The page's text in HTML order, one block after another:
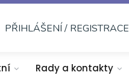
PŘIHLÁŠENÍ / REGISTRACE
Rady a kontakty